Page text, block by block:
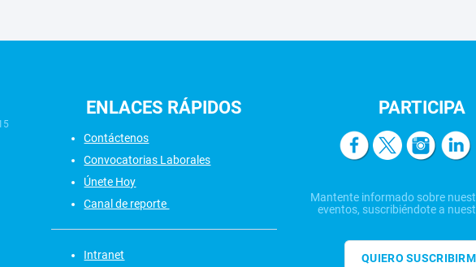
ENLACES RÁPIDOS
Contáctenos
Convocatorias Laborales
Únete Hoy
Canal de reporte
Intranet
PARTICIPA
Mantente informado sobre
eventos, suscribiéndote a
QUIERO